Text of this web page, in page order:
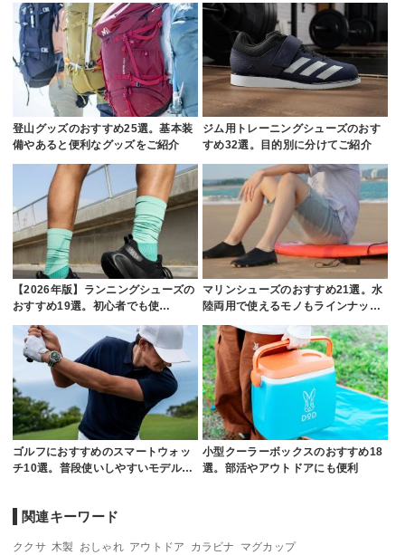
登山グッズのおすすめ25選。基本装
備やあると便利なグッズをご紹介
ジム用トレーニングシューズのおす
すめ32選。目的別に分けてご紹介
【2026年版】ランニングシューズの
おすすめ19選。初心者でも使…
マリンシューズのおすすめ21選。水
陸両用で使えるモノもラインナッ…
ゴルフにおすすめのスマートウォッ
チ10選。普段使いしやすいモデル…
小型クーラーボックスのおすすめ18
選。部活やアウトドアにも便利
関連キーワード
ククサ 木製 おしゃれ アウトドア カラビナ
マグカップ